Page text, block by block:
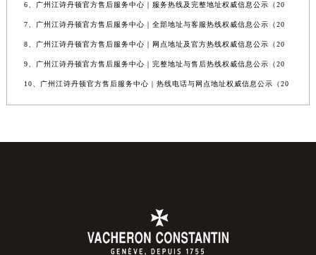
6、广州江诗丹顿官方售后服务中心｜服务热线及完整地址权威信息公示（20
7、广州江诗丹顿官方售后服务中心｜全部地址与客服热线权威信息公示（20
8、广州江诗丹顿官方售后服务中心｜网点地址及官方热线权威信息公示（20
9、广州江诗丹顿官方售后服务中心｜完整地址与售后热线权威信息公示（20
10、广州江诗丹顿官方售后服务中心｜热线电话与网点地址权威信息公示（20